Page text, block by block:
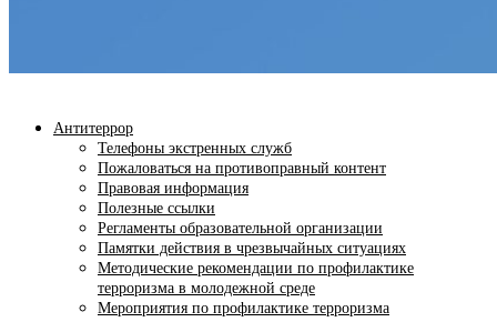
Антитеррор
Телефоны экстренных служб
Пожаловаться на противоправный контент
Правовая информация
Полезные ссылки
Регламенты образовательной организации
Памятки действия в чрезвычайных ситуациях
Методические рекомендации по профилактике
терроризма в молодежной среде
Мероприятия по профилактике терроризма